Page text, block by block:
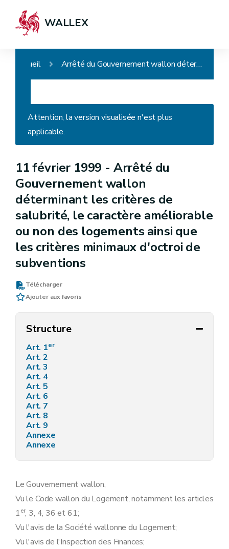
WALLEX
Accueil Arrêté du Gouvernement wallon déterminant les critères de salubrité, le caractère améliorable ou non des logements ainsi que les critères minimaux d'octroi de subventions
Attention, la version visualisée n'est plus
applicable.
11 février 1999 - Arrêté du
Gouvernement wallon
déterminant les critères de
salubrité, le caractère améliorable
ou non des logements ainsi que
les critères minimaux d'octroi de
subventions
Télécharger
Ajouter aux favoris
Structure
Art. 1er
Art. 2
Art. 3
Art. 4
Art. 5
Art. 6
Art. 7
Art. 8
Art. 9
Annexe
Annexe
Le Gouvernement wallon,
Vu le Code wallon du Logement, notamment les articles
1er, 3, 4, 36 et 61;
Vu l'avis de la Société wallonne du Logement;
Vu l'avis de l'Inspection des Finances;